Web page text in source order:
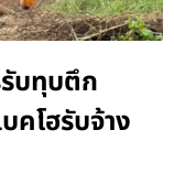
บทุบตึก
คโฮรับจ้าง